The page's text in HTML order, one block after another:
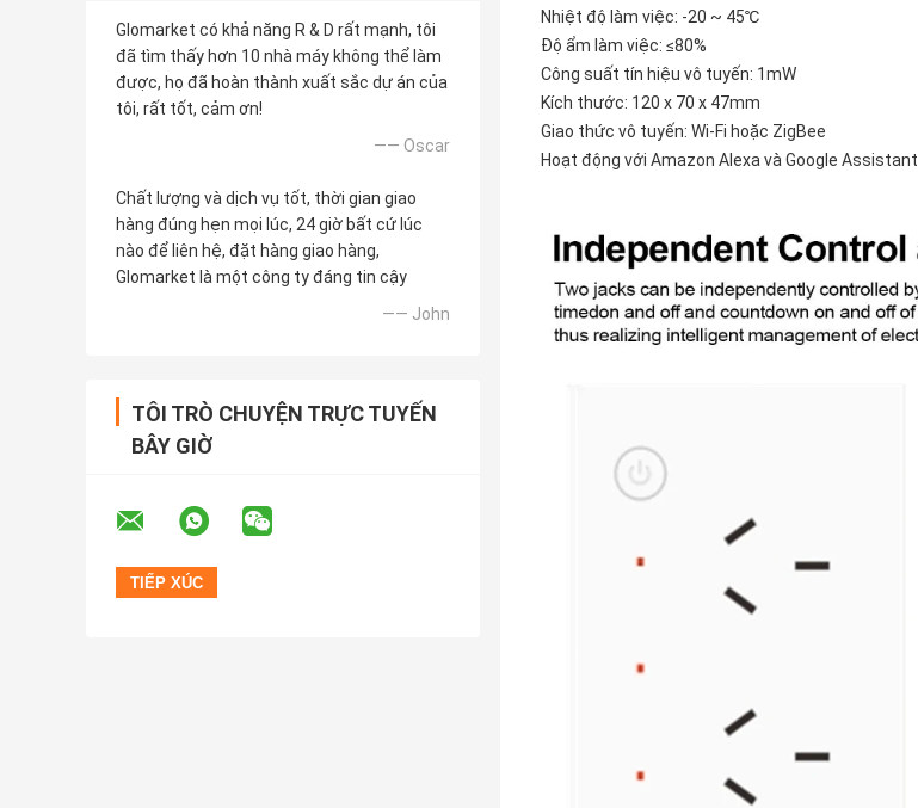
Glomarket có khả năng R & D rất mạnh, tôi
đã tìm thấy hơn 10 nhà máy không thể làm
được, họ đã hoàn thành xuất sắc dự án của
tôi, rất tốt, cảm ơn!
—— Oscar
Chất lượng và dịch vụ tốt, thời gian giao
hàng đúng hẹn mọi lúc, 24 giờ bất cứ lúc
nào để liên hệ, đặt hàng giao hàng,
Glomarket là một công ty đáng tin cậy
—— John
TÔI TRÒ CHUYỆN TRỰC TUYẾN
BÂY GIỜ
Nhiệt độ làm việc: -20 ~ 45℃
Độ ẩm làm việc: ≤80%
Công suất tín hiệu vô tuyến: 1mW
Kích thước: 120 x 70 x 47mm
Giao thức vô tuyến: Wi-Fi hoặc ZigBee
Hoạt động với Amazon Alexa và Google Assistant